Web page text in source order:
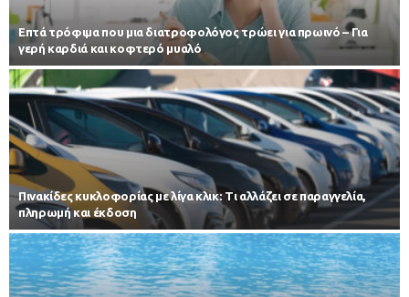
Επτά τρόφιμα που μια διατροφολόγος τρώει για πρωινό – Για
γερή καρδιά και κοφτερό μυαλό
Πινακίδες κυκλοφορίας με λίγα κλικ: Τι αλλάζει σε παραγγελία,
πληρωμή και έκδοση